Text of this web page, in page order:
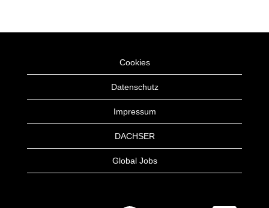
Cookies
Datenschutz
Impressum
DACHSER
Global Jobs